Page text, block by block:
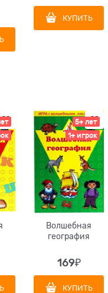
КУПИТЬ
5+ лет
1+ игрок
Волшебная
география
169₽
КУПИТЬ